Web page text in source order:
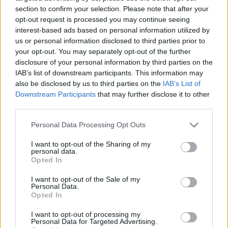
section to confirm your selection. Please note that after your
opt-out request is processed you may continue seeing
interest-based ads based on personal information utilized by
us or personal information disclosed to third parties prior to
your opt-out. You may separately opt-out of the further
disclosure of your personal information by third parties on the
IAB’s list of downstream participants. This information may
also be disclosed by us to third parties on the IAB’s List of
Downstream Participants that may further disclose it to other
Please note that this website/app uses one or more Google
not limited to your visit or usage behaviour. You may click to
grant or deny consent to Google and its third-party tags to
use your data for below specified purposes in below Google
consent section.
Personal Data Processing Opt Outs
I want to opt-out of the Sharing of my
personal data.
Opted In
I want to opt-out of the Sale of my
Personal Data.
Opted In
I want to opt-out of processing my
Personal Data for Targeted Advertising.
Νίκος Βέττας, γενικός διευθυντής IOBE, καθηγητής στο
Οικονομικό Πανεπιστήμιο Αθηνών
Πέτρος Αρβανίτης, επικεφαλής Στρατηγικής,
Σχεδιασμού και Επενδύσεων, ΤΡΑΙΝΟΣΕ
Λυκούργος Μανωλιάδης, αναπληρωτής γενικός
διευθυντής, Diakinisis
Εμπορευματοκιβωτίων Πειραιά (PCT)
Ορέστης Καβαλάκης, γενικός γραμματέας Ιδιωτικών
Επενδύσεων και ΣΔΙΤ, Υπουργείο Ανάπτυξης και
Θανάσης Ζηλιασκόπουλος